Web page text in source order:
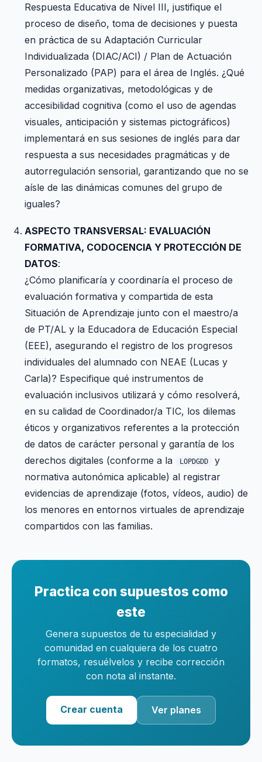
Respuesta Educativa de Nivel III, justifique el
proceso de diseño, toma de decisiones y puesta
en práctica de su Adaptación Curricular
Individualizada (DIAC/ACI) / Plan de Actuación
Personalizado (PAP) para el área de Inglés. ¿Qué
medidas organizativas, metodológicas y de
accesibilidad cognitiva (como el uso de agendas
visuales, anticipación y sistemas pictográficos)
implementará en sus sesiones de inglés para dar
respuesta a sus necesidades pragmáticas y de
autorregulación sensorial, garantizando que no se
aísle de las dinámicas comunes del grupo de
iguales?
ASPECTO TRANSVERSAL: EVALUACIÓN
FORMATIVA, CODOCENCIA Y PROTECCIÓN DE
DATOS:
¿Cómo planificaría y coordinaría el proceso de
evaluación formativa y compartida de esta
Situación de Aprendizaje junto con el maestro/a
de PT/AL y la Educadora de Educación Especial
(EEE), asegurando el registro de los progresos
individuales del alumnado con NEAE (Lucas y
Carla)? Especifique qué instrumentos de
evaluación inclusivos utilizará y cómo resolverá,
en su calidad de Coordinador/a TIC, los dilemas
éticos y organizativos referentes a la protección
de datos de carácter personal y garantía de los
derechos digitales (conforme a la
LOPDGDD
y
normativa autonómica aplicable) al registrar
evidencias de aprendizaje (fotos, vídeos, audio) de
los menores en entornos virtuales de aprendizaje
compartidos con las familias.
Practica con supuestos como
este
Genera supuestos de tu especialidad y
comunidad en cualquiera de los cuatro
formatos, resuélvelos y recibe corrección
con nota al instante.
Crear cuenta Ver planes